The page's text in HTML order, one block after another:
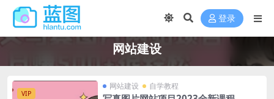
登录
网站建设
VIP
网站建设 自学教程